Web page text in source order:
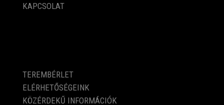
KAPCSOLAT
TEREMBÉRLET
ELÉRHETŐSÉGEINK
KÖZÉRDEKŰ INFORMÁCIÓK